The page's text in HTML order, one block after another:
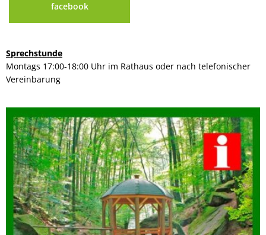
facebook
Sprechstunde
Montags 17:00-18:00 Uhr im Rathaus oder nach telefonischer
Vereinbarung